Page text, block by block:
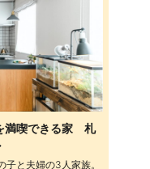
満喫できる家 札
と夫婦の3人家族。